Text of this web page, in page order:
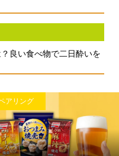
良い食べ物で二日酔いを
アリング